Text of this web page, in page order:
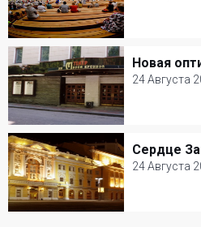
22 Августа 2026
Зеленый театр ВДНХ
Моноспектакль
Новая
24 Августа
Новая
24 Августа 2026
Театр на Малой Бронной
Драма
Сердце
24 Августа
Сердце
24 Августа 2026